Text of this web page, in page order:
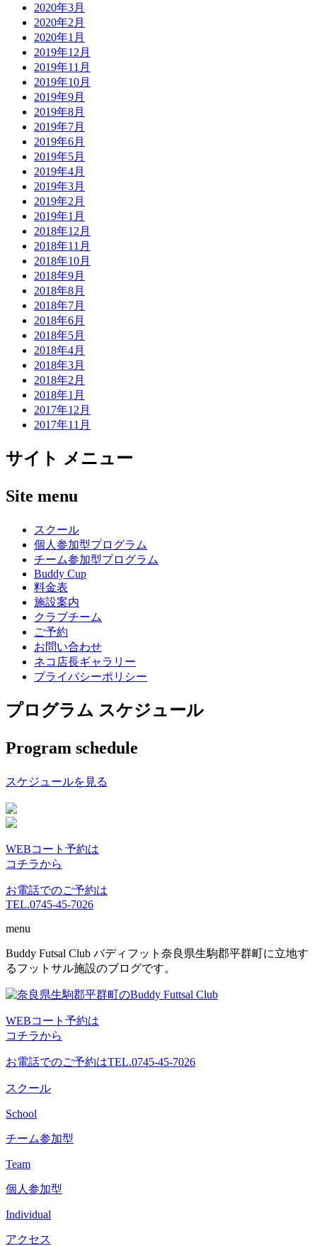
2020年3月
2020年2月
2020年1月
2019年12月
2019年11月
2019年10月
2019年9月
2019年8月
2019年7月
2019年6月
2019年5月
2019年4月
2019年3月
2019年2月
2019年1月
2018年12月
2018年11月
2018年10月
2018年9月
2018年8月
2018年7月
2018年6月
2018年5月
2018年4月
2018年3月
2018年2月
2018年1月
2017年12月
2017年11月
サイト メニュー
Site menu
スクール
個人参加型プログラム
チーム参加型プログラム
Buddy Cup
料金表
施設案内
クラブチーム
ご予約
お問い合わせ
ネコ店長ギャラリー
プライバシーポリシー
プログラム スケジュール
Program schedule
スケジュールを見る
WEBコート予約は
コチラから
お電話でのご予約は
TEL.0745-45-7026
menu
コ
ン
ン
へ
ス
キ
ッ
プ
Buddy Futsal Club バディフット奈良県生駒郡平群町に立地す
るフットサル施設のブログです。
WEBコート予約は
コチラから
お電話でのご予約はTEL.0745-45-7026
スクール
School
チーム参加型
Team
個人参加型
Individual
アクセス